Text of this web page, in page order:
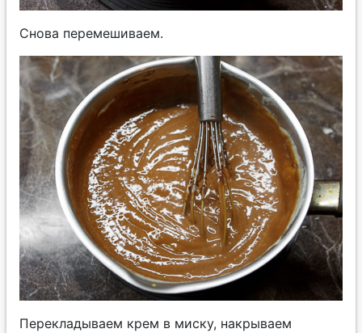
Снова перемешиваем.
Перекладываем крем в миску, накрываем